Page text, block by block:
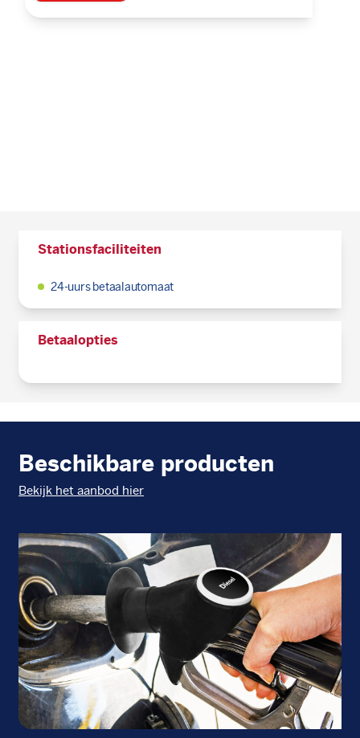
Stationsfaciliteiten
24-uurs betaalautomaat
Betaalopties
Beschikbare producten
Bekijk het aanbod hier